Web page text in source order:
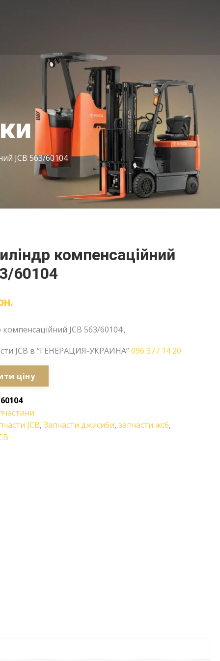
JCB 563/60104
компенсаційний
60104
компенсаційний JCB 563/60104.,
JCB в “ГЕНЕРАЦИЯ-УКРАИНА”096 377 14 20
ціну
JCB,Запчасти джисиби,запчасти жсб,